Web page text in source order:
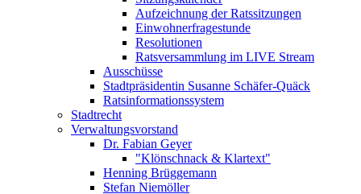
Aufzeichnung der Ratssitzungen
Einwohnerfragestunde
Resolutionen
Ratsversammlung im LIVE Stream
Ausschüsse
Stadtpräsidentin Susanne Schäfer-Quäck
Ratsinformationssystem
Stadtrecht
Verwaltungsvorstand
Dr. Fabian Geyer
"Klönschnack & Klartext"
Henning Brüggemann
Stefan Niemöller